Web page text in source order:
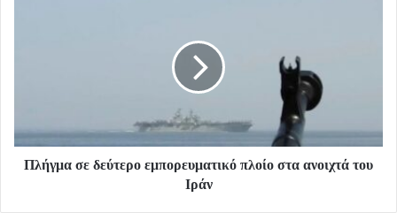
Πλήγμα σε δεύτερο εμπορευματικό πλοίο στα ανοιχτά του
Ιράν